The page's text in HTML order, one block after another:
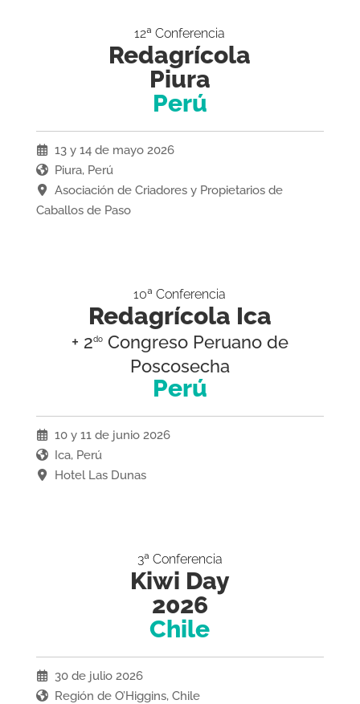
12ª Conferencia
Redagrícola
Piura
Perú
13 y 14 de mayo 2026
Piura, Perú
Asociación de Criadores y Propietarios de
Caballos de Paso
10ª Conferencia
Redagrícola Ica
+ 2doCongreso Peruano de
Poscosecha
Perú
10 y 11 de junio 2026
Ica, Perú
Hotel Las Dunas
3ª Conferencia
Kiwi Day
2026
Chile
30 de julio 2026
Región de O’Higgins, Chile